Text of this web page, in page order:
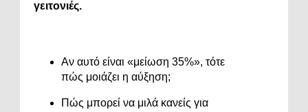
γειτονιές.
Αν αυτό είναι «μείωση 35%», τότε
πώς μοιάζει η αύξηση;
Πώς μπορεί να μιλά κανείς για